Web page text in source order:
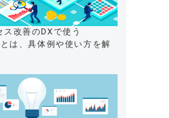
ス改善のDXで使う
とは、具体例や使い方を解